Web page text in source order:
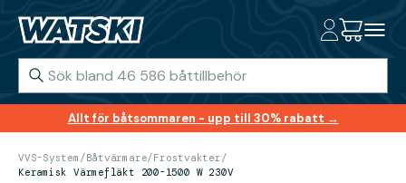
Allt för båtsommaren - upp till 30% rabatt →
VVS-System /Båtvärmare/Frostvakter/
Keramisk Värmefläkt 200-1500 W 230V